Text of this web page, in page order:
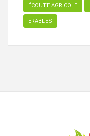
ÉCOUTE AGRICOLE
ÉRABLES